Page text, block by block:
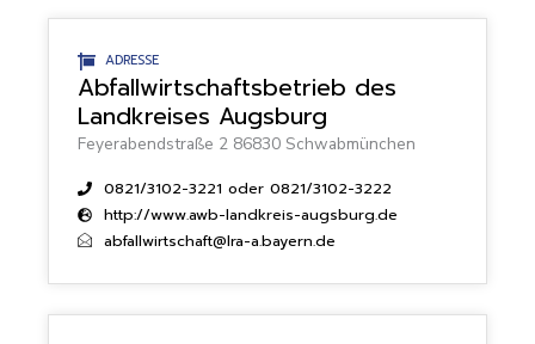
ADRESSE
Abfallwirtschaftsbetrieb des
Landkreises Augsburg
Feyerabendstraße 2 86830 Schwabmünchen
0821/3102-3221 oder 0821/3102-3222
http://www.awb-landkreis-augsburg.de
abfallwirtschaft@lra-a.bayern.de